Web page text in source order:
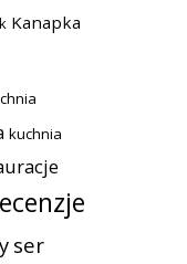
Kanapka
kuchnia
ser